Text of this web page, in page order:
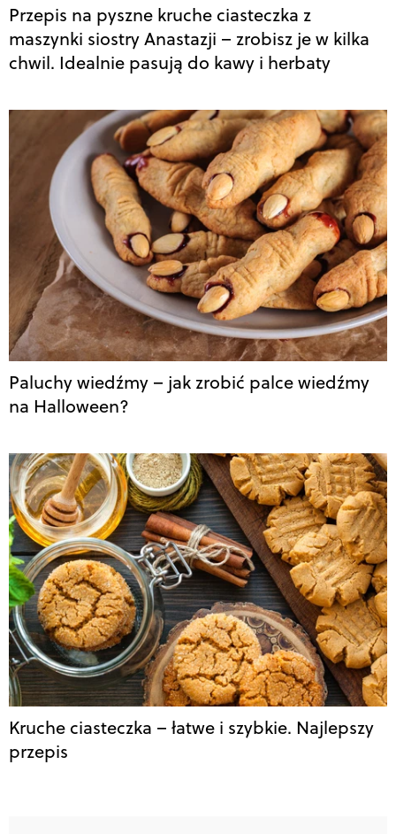
Przepis na pyszne kruche ciasteczka z
maszynki siostry Anastazji – zrobisz je w kilka
chwil. Idealnie pasują do kawy i herbaty
Paluchy wiedźmy – jak zrobić palce wiedźmy
na Halloween?
Kruche ciasteczka – łatwe i szybkie. Najlepszy
przepis